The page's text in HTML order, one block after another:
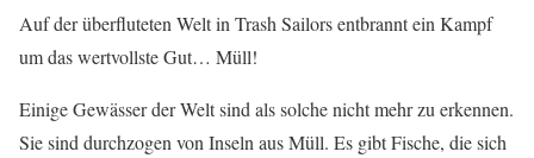
Auf der überfluteten Welt in Trash Sailors entbrannt ein Kampf
um das wertvollste Gut… Müll!
Einige Gewässer der Welt sind als solche nicht mehr zu erkennen.
Sie sind durchzogen von Inseln aus Müll. Es gibt Fische, die sich